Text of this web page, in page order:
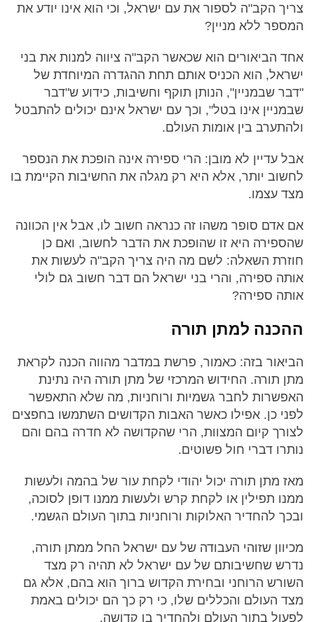
צריך הקב"ה לספור את עם ישראל, וכי הוא אינו יודע את
המספר ללא מניין?
אחד הביאורים הוא שכאשר הקב"ה ציווה למנות את בני
ישראל, הוא הכניס אותם תחת ההגדרה המיוחדת של
"דבר שבמניין", הנותן תוקף וחשיבות, כידוע ש"דבר
שבמניין אינו בטל", וכך עם ישראל אינם יכולים להתבטל
ולהתערב בין אומות העולם.
אבל עדיין לא מובן: הרי ספירה אינה הופכת את הנספר
לחשוב יותר, אלא היא רק מגלה את החשיבות הקיימת בו
מצד עצמו.
אם אדם סופר משהו זה כנראה חשוב לו, אבל אין הכוונה
שהספירה היא זו שהופכת את הדבר לחשוב, ואם כן
חוזרת השאלה: לשם מה היה צריך הקב"ה לעשות את
אותה ספירה, והרי בני ישראל הם דבר חשוב גם לולי
אותה ספירה?
ההכנה למתן תורה
הביאור בזה: כאמור, פרשת במדבר מהווה הכנה לקראת
מתן תורה. החידוש המרכזי של מתן תורה היה נתינת
האפשרות לחבר גשמיות ורוחניות, מה שלא התאפשר
לפני כן. אפילו כאשר האבות הקדושים השתמשו בחפצים
לצורך קיום המצוות, הרי שהקדושה לא חדרה בהם והם
נותרו דברי חול פשוטים.
מאז מתן תורה יכול יהודי לקחת עור של בהמה ולעשות
ממנו תפילין או לקחת קרש ולעשות ממנו דופן לסוכה,
ובכך להחדיר האלוקות ורוחניות בתוך העולם הגשמי.
מכיוון שזוהי העבודה של עם ישראל החל ממתן תורה,
נדרש שחשיבותם של עם ישראל לא תהיה רק מצד
השורש הרוחני ובחירת הקדוש ברוך הוא בהם, אלא גם
מצד העולם והכללים שלו, כי רק כך הם יכולים באמת
לפעול בתוך העולם ולהחדיר בו קדושה.